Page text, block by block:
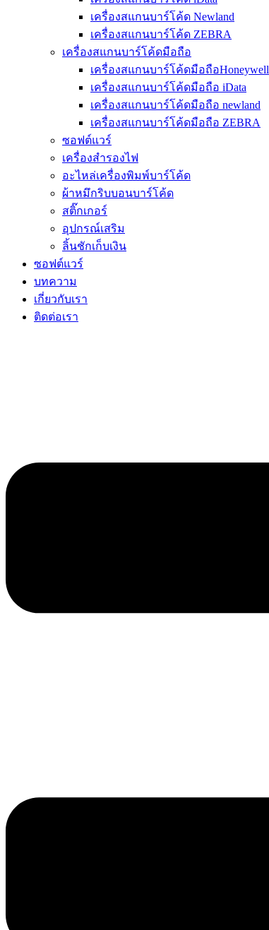
เครื่องสแกนบาร์โค้ด Newland
เครื่องสแกนบาร์โค้ด ZEBRA
เครื่องสแกนบาร์โค้ดมือถือ
เครื่องสแกนบาร์โค้ดมือถือHoneywell
เครื่องสแกนบาร์โค้ดมือถือ iData
เครื่องสแกนบาร์โค้ดมือถือ newland
เครื่องสแกนบาร์โค้ดมือถือ ZEBRA
ซอฟต์แวร์
เครื่องสำรองไฟ
อะไหล่เครื่องพิมพ์บาร์โค้ด
ผ้าหมึกริบบอนบาร์โค้ด
สติ๊กเกอร์
อุปกรณ์เสริม
ลิ้นชักเก็บเงิน
ซอฟต์แวร์
บทความ
เกี่ยวกับเรา
ติดต่อเรา